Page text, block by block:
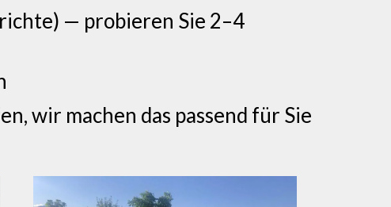
— probieren Sie 2–4
wir machen das passend für Sie